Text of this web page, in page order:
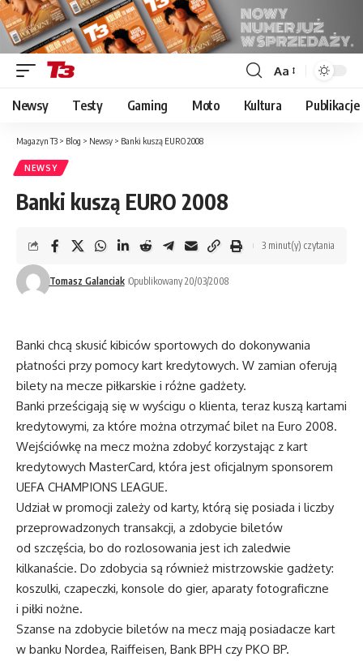
Font
Resizer
Aa
Newsy Testy Gaming Moto Kultura Publikacje
Magazyn T3 > Blog > Newsy > Banki kuszą EURO 2008
NEWSY
Banki kuszą EURO 2008
Tomasz Galanciak Opublikowany 20/03/2008
3 minut(y) czytania
Banki chcą skusić kibiców sportowych do dokonywania
płatności przy pomocy kart kredytowych. W zamian oferują
bilety na mecze piłkarskie i różne gadżety.
Banki prześcigają się w wyścigu o klienta, teraz kuszą kartami
kredytowymi, za które można otrzymać bilet na Euro 2008.
Wejściówkę na mecz można zdobyć korzystając z kart
kredytowych MasterCard, która jest oficjalnym sponsorem
UEFA CHAMPIONS LEAGUE.
Udział w promocji zależy od karty, którą się posiada i liczby
przeprowadzonych transakcji, a zdobycie biletów
od szczęścia, bo do rozlosowania jest ich zaledwie
kilkanaście. Do zdobycia są również mistrzowskie gadżety:
koszulki, czapeczki, konsole do gier, aparaty fotograficzne
i piłki nożne.
Szanse na zdobycie biletów na mecz mają posiadacze kart
w banku Nordea, Raiffeisen, Bank BPH czy PKO BP.